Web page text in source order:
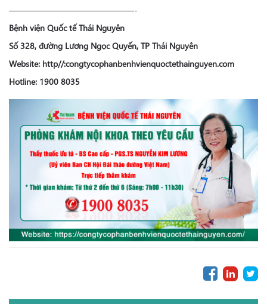
———————————————-
Bệnh viện Quốc tế Thái Nguyên
Số 328, đường Lương Ngọc Quyến, TP Thái Nguyên
Website: http//:congtycophanbenhvienquoctethainguyen.com
Hotline: 1900 8035